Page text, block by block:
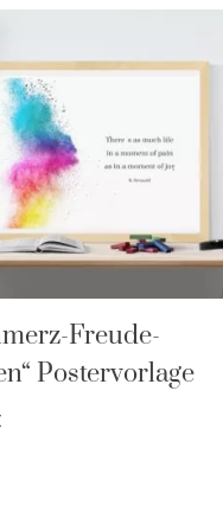
Freude-
Postervorlage